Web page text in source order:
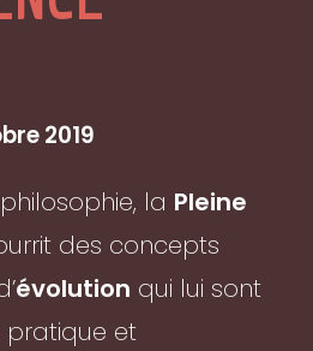
2019
la Pleine
des concepts
évolution qui lui sont
pratique et